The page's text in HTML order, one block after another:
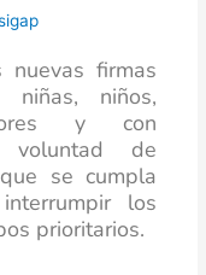
nuevas firmas
niños,
y con
voluntad de
se cumpla
los
prioritarios.